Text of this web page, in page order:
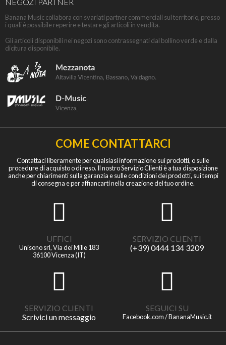
Banana Music collabora con svariati partner commerciali sul territorio, presso
i quali è possibile reperire e testare gli articoli in vendita.
Gli articoli disponibili nei negozi sono contrassegnati dal bollino verde e dalla
dicitura disponibile.
COME CONTATTARCI
Contattaci liberamente per qualsiasi informazione sui prodotti, o sulle
procedure di acquisto o di reso. Il nostro Servizio Clienti è a tua disposizione
anche per chiarimenti sulla garanzia e sulle condizioni dei prodotti, sui tempi
di consegna e per affiancarti nella creazione del tuo ordine.
UFFICI
Unisono srl, Via dei Mille 183
36100 Vicenza (IT)
SERVIZIO CLIENTI
(+39) 0444 134 3209
SERVIZIO CLIENTI
Scrivici un messaggio
SEGUICI SU
Facebook.com / BananaMusic.it